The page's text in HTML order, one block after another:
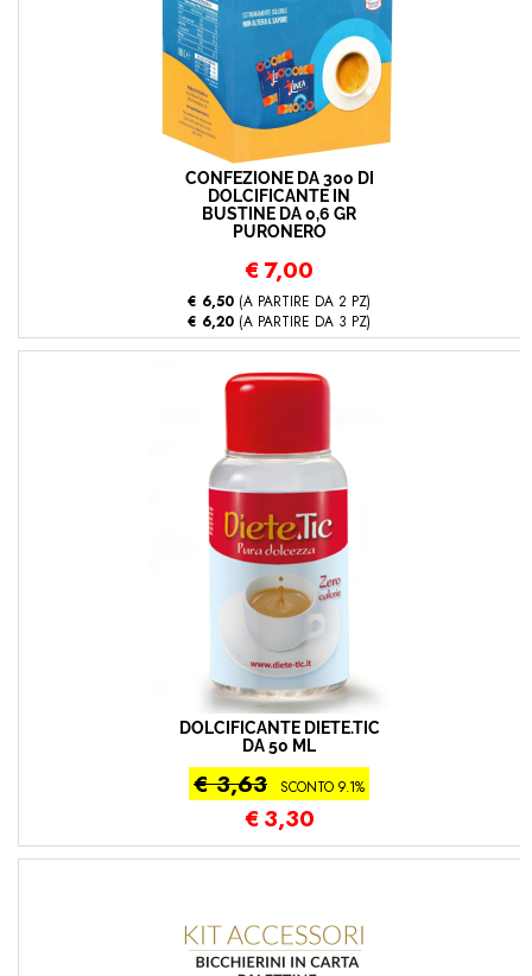
CONFEZIONE DA 300 DI
DOLCIFICANTE IN
BUSTINE DA 0,6 GR
PURONERO
€ 7,00
€ 6,50 (A PARTIRE DA 2 PZ)
€ 6,20 (A PARTIRE DA 3 PZ)
DOLCIFICANTE DIETE.TIC
DA 50 ML
€ 3,63 SCONTO 9.1%
€ 3,30